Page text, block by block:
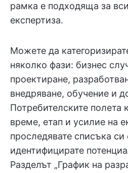
рамка е подходяща за
експертиза.
Можете да
няколко фази: бизнес
проектиране,
внедряване, обучение и
Потребителските полета
време, етап и усилие на
проследявате списъка
идентифицирате
Разделът „График на